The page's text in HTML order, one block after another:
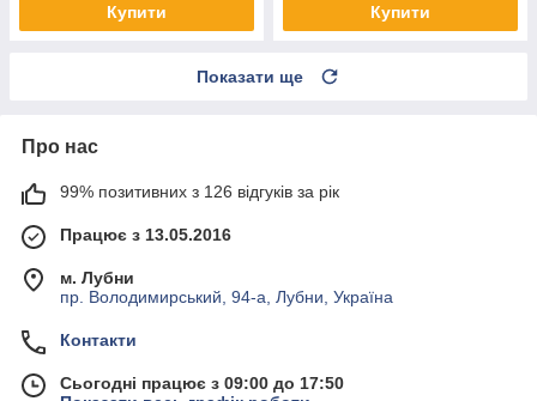
Купити Купити
Показати ще
Про нас
99% позитивних з 126 відгуків за рік
Працює з 13.05.2016
м. Лубни
пр. Володимирський, 94-а, Лубни, Україна
Контакти
Сьогодні працює з 09:00 до 17:50